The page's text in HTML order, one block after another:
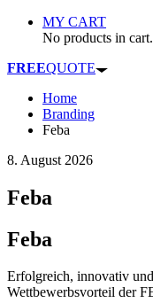
MY CART
No products in cart.
FREEQUOTE
Home
Branding
Feba
8. August 2026
Feba
Feba
Erfolgreich, innovativ
Wettbewerbsvorteil der